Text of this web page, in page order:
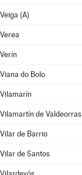
Veiga (A)
Verea
Verín
Viana do Bolo
Vilamarín
Vilamartín de Valdeorras
Vilar de Barrio
Vilar de Santos